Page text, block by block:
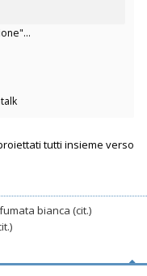
tutti insieme verso
bianca (cit.)